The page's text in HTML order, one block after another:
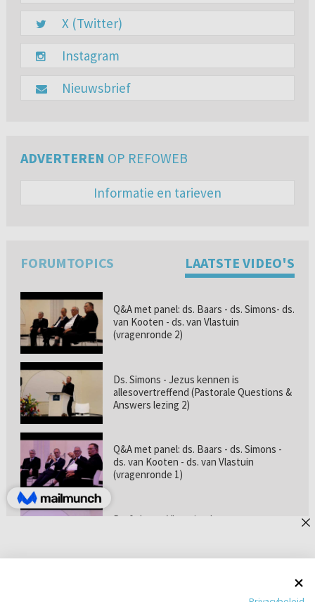
X (Twitter)
Instagram
Nieuwsbrief
ADVERTEREN OP REFOWEB
Informatie en tarieven
FORUMTOPICS LAATSTE VIDEO'S
Q&A met panel: ds. Baars - ds. Simons- ds.
van Kooten - ds. van Vlastuin
(vragenronde 2)
Ds. Simons - Jezus kennen is
allesovertreffend (Pastorale Questions &
Answers lezing 2)
Q&A met panel: ds. Baars - ds. Simons -
ds. van Kooten - ds. van Vlastuin
(vragenronde 1)
Prof. dr. van Vlastuin - Is